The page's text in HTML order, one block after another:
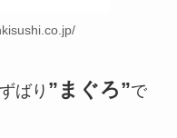
ばり ”まぐろ”で